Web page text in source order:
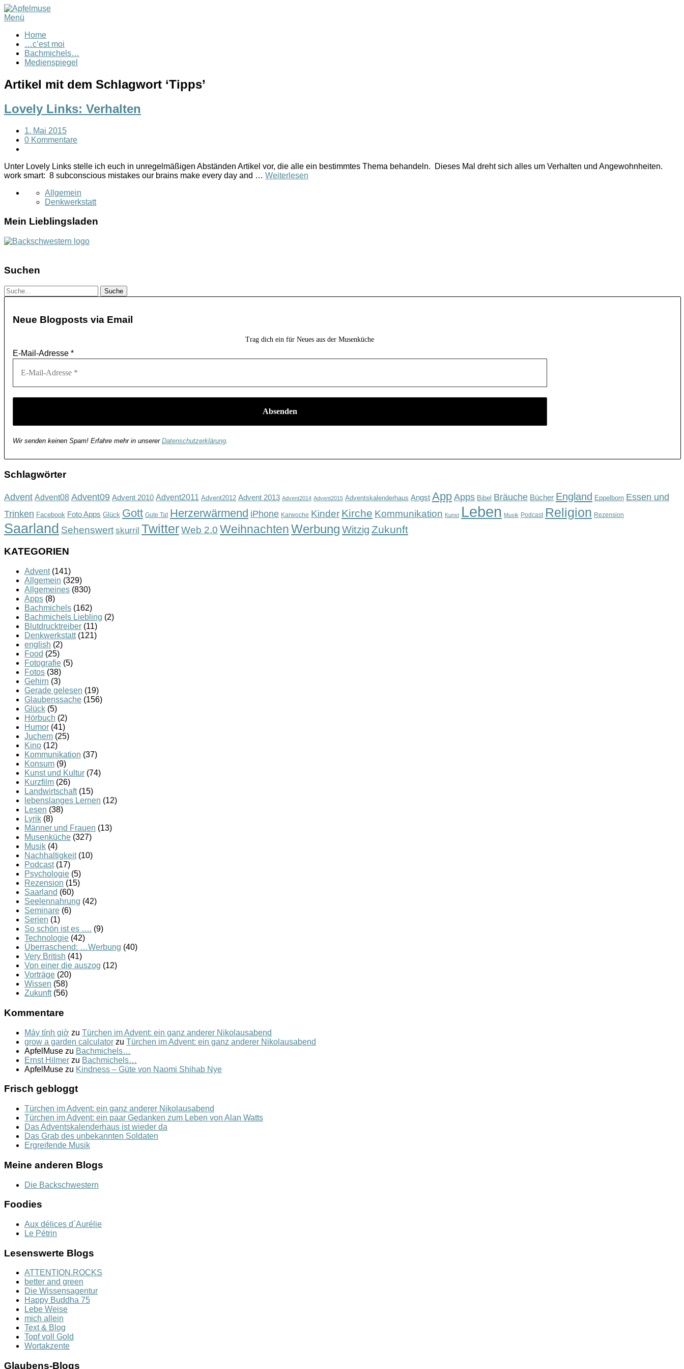
Menü
Home
…c’est moi
Bachmichels…
Medienspiegel
Artikel mit dem Schlagwort ‘Tipps’
Lovely Links: Verhalten
1. Mai 2015
0 Kommentare
Unter Lovely Links stelle ich euch in unregelmäßigen Abständen Artikel vor, die alle ein bestimmtes Thema behandeln. Dieses Mal dreht sich alles um Verhalten und Angewohnheiten.
work smart: 8 subconscious mistakes our brains make every day and … Weiterlesen
Allgemein
Denkwerkstatt
Mein Lieblingsladen
Suchen
Neue Blogposts via Email
Trag dich ein für Neues aus der Musenküche
E-Mail-Adresse *
Wir senden keinen Spam! Erfahre mehr in unserer Datenschutzerklärung.
Schlagwörter
Advent Advent08 Advent09 Advent 2010 Advent2011 Advent2012 Advent 2013 Advent2014 Advent2015 Adventskalenderhaus Angst App Apps Bibel Bräuche Bücher England Eppelborn Essen und
Trinken Facebook Foto Apps Glück Gott Gute Tat Herzerwärmend iPhone Karwoche Kinder Kirche Kommunikation Kunst Leben Musik Podcast Religion Rezension
Saarland Sehenswert skurril TwitterWeb 2.0 WeihnachtenWerbung Witzig Zukunft
KATEGORIEN
Advent(141)
Allgemein (329)
Allgemeines (830)
Apps (8)
Bachmichels (162)
Bachmichels Liebling (2)
Blutdrucktreiber (11)
Denkwerkstatt(121)
english (2)
Food (25)
Fotografie (5)
Fotos (38)
Gehirn (3)
Gerade gelesen (19)
Glaubenssache (156)
Glück (5)
Hörbuch (2)
Humor (41)
Juchem (25)
Kino (12)
Kommunikation (37)
Konsum (9)
Kunst und Kultur (74)
Kurzfilm (26)
Landwirtschaft(15)
lebenslanges Lernen (12)
Lesen (38)
Lyrik (8)
Männer und Frauen (13)
Musenküche (327)
Musik (4)
Nachhaltigkeit(10)
Podcast(17)
Psychologie (5)
Rezension (15)
Saarland (60)
Seelennahrung (42)
Seminare (6)
Serien (1)
So schön ist es …. (9)
Technologie (42)
Überraschend: …Werbung (40)
Very British (41)
Von einer die auszog (12)
Vorträge (20)
Wissen (58)
Zukunft(56)
Kommentare
Máy tính giờ zu Türchen im Advent: ein ganz anderer Nikolausabend
grow a garden calculator zu Türchen im Advent: ein ganz anderer Nikolausabend
ApfelMuse zu Bachmichels…
Ernst Hilmer zu Bachmichels…
ApfelMuse zu Kindness – Güte von Naomi Shihab Nye
Frisch gebloggt
Türchen im Advent: ein ganz anderer Nikolausabend
Türchen im Advent: ein paar Gedanken zum Leben von Alan Watts
Das Adventskalenderhaus ist wieder da
Das Grab des unbekannten Soldaten
Ergreifende Musik
Meine anderen Blogs
Die Backschwestern
Foodies
Aux délices d´Aurélie
Le Pétrin
Lesenswerte Blogs
ATTENTION.ROCKS
better and green
Die Wissensagentur
Happy Buddha 75
Lebe Weise
mich allein
Text & Blog
Topf voll Gold
Wortakzente
Glaubens-Blogs